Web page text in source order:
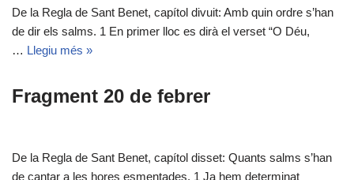
De la Regla de Sant Benet, capítol divuit: Amb quin ordre s’han
de dir els salms. 1 En primer lloc es dirà el verset “O Déu,
… Llegiu més »
Fragment 20 de febrer
De la Regla de Sant Benet, capítol disset: Quants salms s’han
de cantar a les hores esmentades. 1 Ja hem determinat